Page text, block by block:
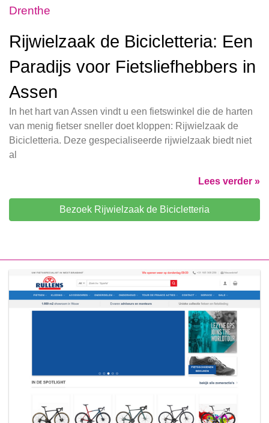
Drenthe
Rijwielzaak de Bicicletteria: Een
Paradijs voor Fietsliefhebbers in
Assen
In het hart van Assen vindt u een fietswinkel die de harten
van menig fietser sneller doet kloppen: Rijwielzaak de
Bicicletteria. Deze gespecialiseerde rijwielzaak biedt niet
al
Lees verder »
Bezoek Rijwielzaak de Bicicletteria